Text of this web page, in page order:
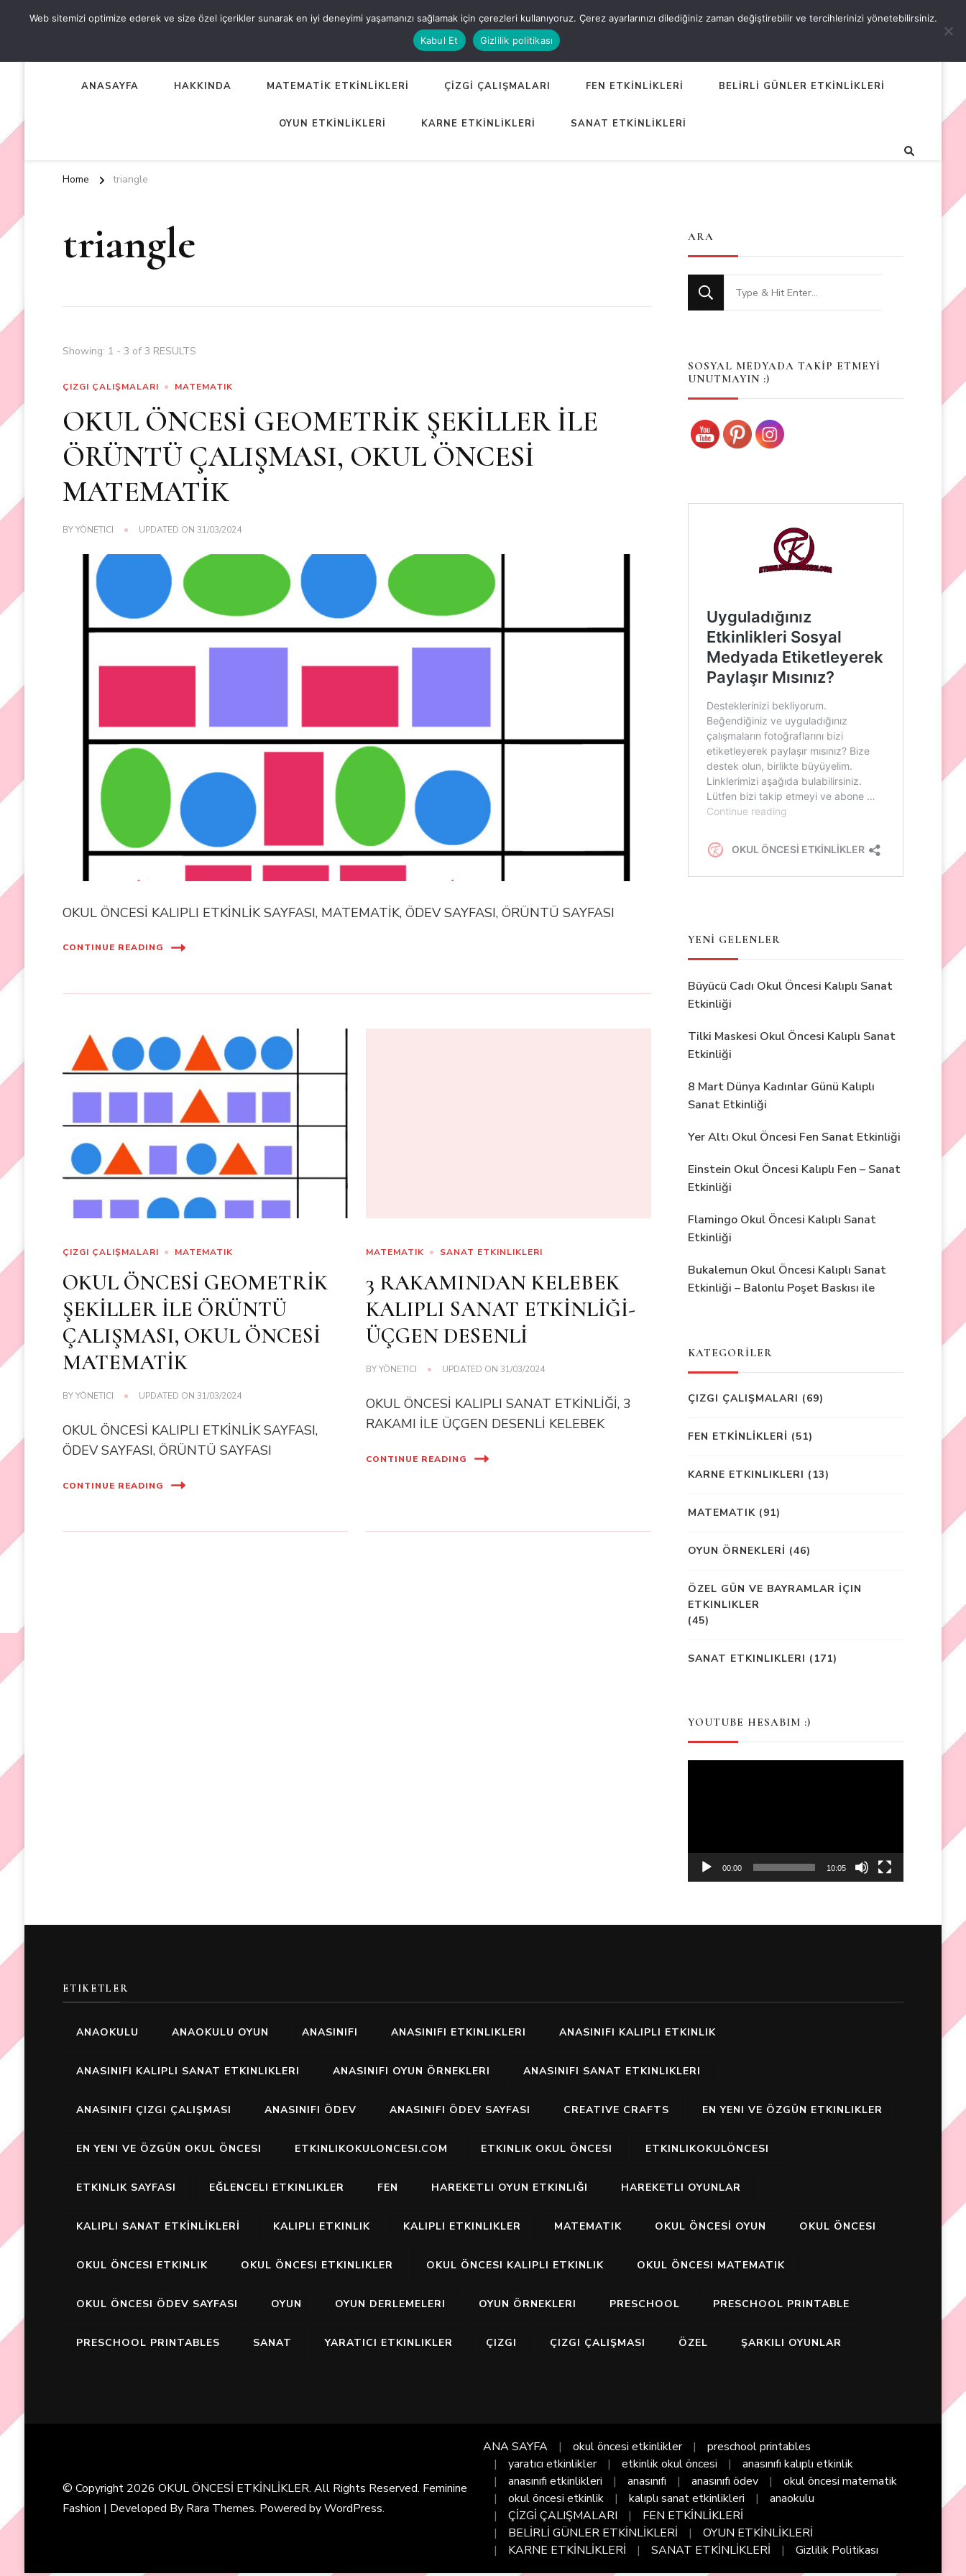
OKUL ÖNCESİ ETKİNLİKLER
ANASAYFA HAKKINDA MATEMATİK ETKİNLİKLERİ ÇİZGİ ÇALIŞMALARI FEN ETKİNLİKLERİ BELİRLİ GÜNLER ETKİNLİKLERİ
OYUN ETKİNLİKLERİ KARNE ETKİNLİKLERİ SANAT ETKİNLİKLERİ
Home triangle
triangle
Showing: 1 - 3 of 3 RESULTS
ÇIZGI ÇALIŞMALARI MATEMATIK
OKUL ÖNCESİ GEOMETRİK ŞEKİLLER İLE
ÖRÜNTÜ ÇALIŞMASI, OKUL ÖNCESİ
MATEMATİK
BYYÖNETICI UPDATED ON 31/03/2024
OKUL ÖNCESİ KALIPLI ETKİNLİK SAYFASI, MATEMATİK, ÖDEV SAYFASI, ÖRÜNTÜ SAYFASI
CONTINUE READING
ÇIZGI ÇALIŞMALARI MATEMATIK
OKUL ÖNCESİ GEOMETRİK
ŞEKİLLER İLE ÖRÜNTÜ
ÇALIŞMASI, OKUL ÖNCESİ
MATEMATİK
BYYÖNETICI UPDATED ON 31/03/2024
OKUL ÖNCESİ KALIPLI ETKİNLİK SAYFASI,
ÖDEV SAYFASI, ÖRÜNTÜ SAYFASI
CONTINUE READING
MATEMATIK SANAT ETKINLIKLERI
3 RAKAMINDAN KELEBEK
KALIPLI SANAT ETKİNLİĞİ-
ÜÇGEN DESENLİ
BYYÖNETICI UPDATED ON 31/03/2024
OKUL ÖNCESİ KALIPLI SANAT ETKİNLİĞİ, 3
RAKAMI İLE ÜÇGEN DESENLİ KELEBEK
CONTINUE READING
ARA
Looking
for
SOSYAL MEDYADA TAKİP ETMEYİ
UNUTMAYIN :)
YENİ GELENLER
Büyücü Cadı Okul Öncesi Kalıplı Sanat
Etkinliği
Tilki Maskesi Okul Öncesi Kalıplı Sanat
Etkinliği
8 Mart Dünya Kadınlar Günü Kalıplı
Sanat Etkinliği
Yer Altı Okul Öncesi Fen Sanat Etkinliği
Einstein Okul Öncesi Kalıplı Fen – Sanat
Etkinliği
Flamingo Okul Öncesi Kalıplı Sanat
Etkinliği
Bukalemun Okul Öncesi Kalıplı Sanat
Etkinliği – Balonlu Poşet Baskısı ile
KATEGORİLER
ÇIZGI ÇALIŞMALARI (69)
FEN ETKİNLİKLERİ (51)
KARNE ETKINLIKLERI (13)
MATEMATIK(91)
OYUN ÖRNEKLERİ (46)
ÖZEL GÜN VE BAYRAMLAR İÇIN
ETKINLIKLER
(45)
SANAT ETKINLIKLERI (171)
YOUTUBE HESABIM :)
00:00 10:05
ETIKETLER
ANAOKULU ANAOKULU OYUN ANASINIFI ANASINIFI ETKINLIKLERI ANASINIFI KALIPLI ETKINLIK
ANASINIFI KALIPLI SANAT ETKINLIKLERI ANASINIFI OYUN ÖRNEKLERI ANASINIFI SANAT ETKINLIKLERI
ANASINIFI ÇIZGI ÇALIŞMASI ANASINIFI ÖDEV ANASINIFI ÖDEV SAYFASI CREATIVE CRAFTS EN YENI VE ÖZGÜN ETKINLIKLER
EN YENI VE ÖZGÜN OKUL ÖNCESI ETKINLIKOKULONCESI.COM ETKINLIK OKUL ÖNCESI ETKINLIKOKULÖNCESI
ETKINLIK SAYFASI EĞLENCELI ETKINLIKLER FEN HAREKETLI OYUN ETKINLIĞI HAREKETLI OYUNLAR
KALIPLI SANAT ETKİNLİKLERİ KALIPLI ETKINLIK KALIPLI ETKINLIKLER MATEMATIK OKUL ÖNCESİ OYUN OKUL ÖNCESI
OKUL ÖNCESI ETKINLIK OKUL ÖNCESI ETKINLIKLER OKUL ÖNCESI KALIPLI ETKINLIK OKUL ÖNCESI MATEMATIK
OKUL ÖNCESI ÖDEV SAYFASI OYUN OYUN DERLEMELERI OYUN ÖRNEKLERI PRESCHOOL PRESCHOOL PRINTABLE
PRESCHOOL PRINTABLES SANAT YARATICI ETKINLIKLER ÇIZGI ÇIZGI ÇALIŞMASI ÖZEL ŞARKILI OYUNLAR
© Copyright 2026 OKUL ÖNCESİ ETKİNLİKLER. All Rights Reserved. Feminine
Fashion | Developed By Rara Themes. Powered byWordPress.
ANA SAYFA okul öncesi etkinlikler
preschool printables
yaratıcı etkinlikler
etkinlik okul öncesi
anasınıfı kalıplı etkinlik
anasınıfı etkinlikleri
anasınıfı anasınıfı ödev
okul öncesi matematik
okul öncesi etkinlik
kalıplı sanat etkinlikleri
anaokulu
ÇİZGİ ÇALIŞMALARI
FEN ETKİNLİKLERİ
BELİRLİ GÜNLER ETKİNLİKLERİ
OYUN ETKİNLİKLERİ
KARNE ETKİNLİKLERİ
SANAT ETKİNLİKLERİ Gizlilik Politikası
Web sitemizi optimize ederek ve size özel içerikler sunarak en iyi deneyimi yaşamanızı sağlamak için çerezleri kullanıyoruz. Çerez ayarlarınızı dilediğiniz zaman değiştirebilir ve tercihlerinizi yönetebilirsiniz.
Kabul Et
Gizlilik politikası